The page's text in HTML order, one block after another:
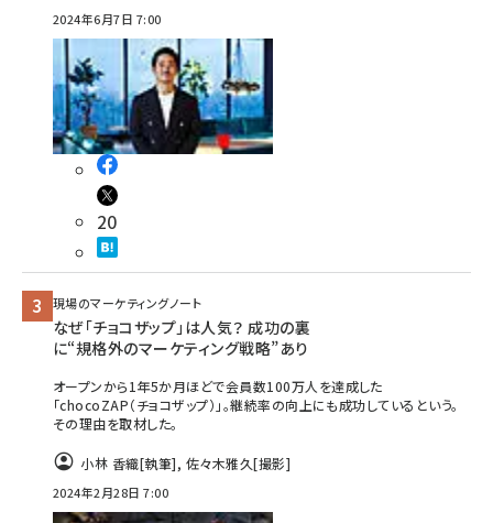
2024年6月7日 7:00
20
現場のマーケティングノート
なぜ「チョコザップ」は人気？ 成功の裏
に“規格外のマーケティング戦略”あり
オープンから1年5か月ほどで会員数100万人を達成した
「chocoZAP（チョコザップ）」。継続率の向上にも成功しているという。
その理由を取材した。
小林 香織[執筆], 佐々木雅久[撮影]
2024年2月28日 7:00